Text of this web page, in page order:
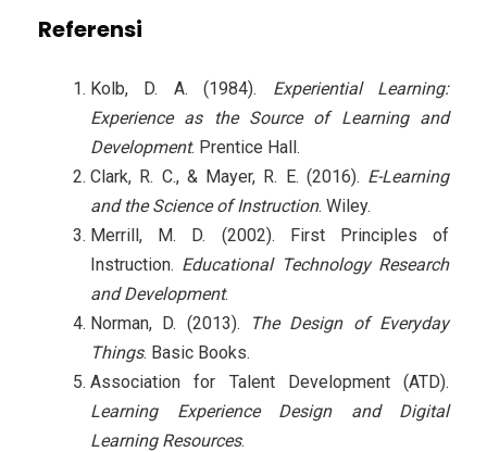
Referensi
Kolb, D. A. (1984). Experiential Learning:
Experience as the Source of Learning and
Development. Prentice Hall.
Clark, R. C., & Mayer, R. E. (2016). E-Learning
and the Science of Instruction. Wiley.
Merrill, M. D. (2002). First Principles of
Instruction. Educational Technology Research
and Development.
Norman, D. (2013).
The Design of Everyday
Things. Basic Books.
Association for Talent Development (ATD).
Learning Experience Design and Digital
Learning Resources.